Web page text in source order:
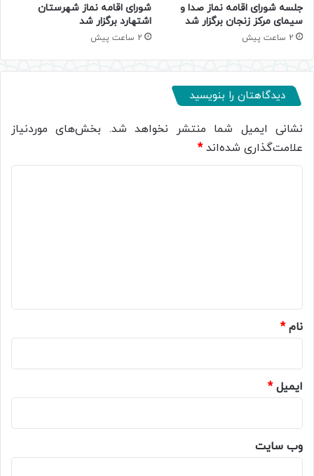
جلسه شورای اقامه نماز صدا و
سیمای مرکز زنجان برگزار شد
2 ساعت پیش
شورای اقامه نماز شهرستان
اشتهارد برگزار شد
2 ساعت پیش
دیدگاهتان را بنویسید
نشانی ایمیل شما منتشر نخواهد شد. بخش‌های موردنیاز
علامت‌گذاری شده‌اند*
نام*
ایمیل*
وب‌ سایت